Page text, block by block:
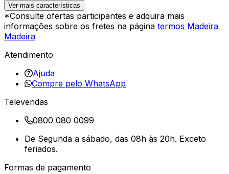
Ver mais características
*Consulte ofertas participantes e adquira mais
informações sobre os fretes na página termos Madeira
Madeira
Atendimento
Ajuda
Compre pelo WhatsApp
Televendas
0800 080 0099
De Segunda a sábado, das 08h às 20h. Exceto
feriados.
Formas de pagamento